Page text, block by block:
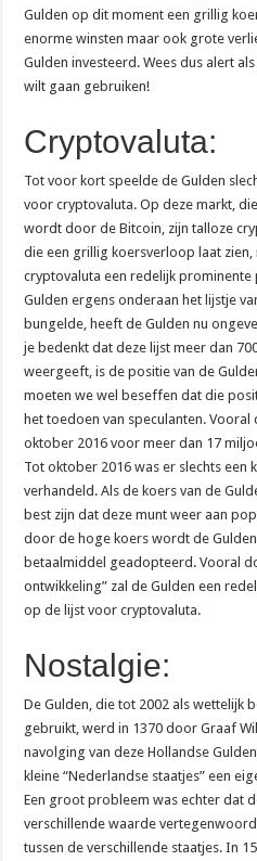
Gulden op dit moment een grillig
enorme winsten maar ook grote
Gulden investeerd. Wees dus alert
wilt gaan gebruiken!
Cryptovaluta:
Tot voor kort speelde de Gulden
voor cryptovaluta. Op deze markt,
wordt door de Bitcoin, zijn talloze
die een grillig koersverloop laat
cryptovaluta een redelijk
Gulden ergens onderaan het lijstje
bungelde, heeft de Gulden nu
je bedenkt dat deze lijst meer dan
weergeeft, is de positie van de
moeten we wel beseffen dat die
het toedoen van speculanten.
oktober 2016 voor meer dan 17
Tot oktober 2016 was er slechts een
verhandeld. Als de koers van de
best zijn dat deze munt weer aan
door de hoge koers wordt de
betaalmiddel geadopteerd. Vooral
ontwikkeling” zal de Gulden een
op de lijst voor cryptovaluta.
Nostalgie:
De Gulden, die tot 2002 als wettelijk
gebruikt, werd in 1370 door Graaf
navolging van deze Hollandse
kleine “Nederlandse staatjes” een
Een groot probleem was echter dat
verschillende waarde
tussen de verschillende staatjes. In